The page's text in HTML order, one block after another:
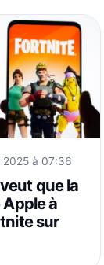
2025 à 07:36
que la
à
sur